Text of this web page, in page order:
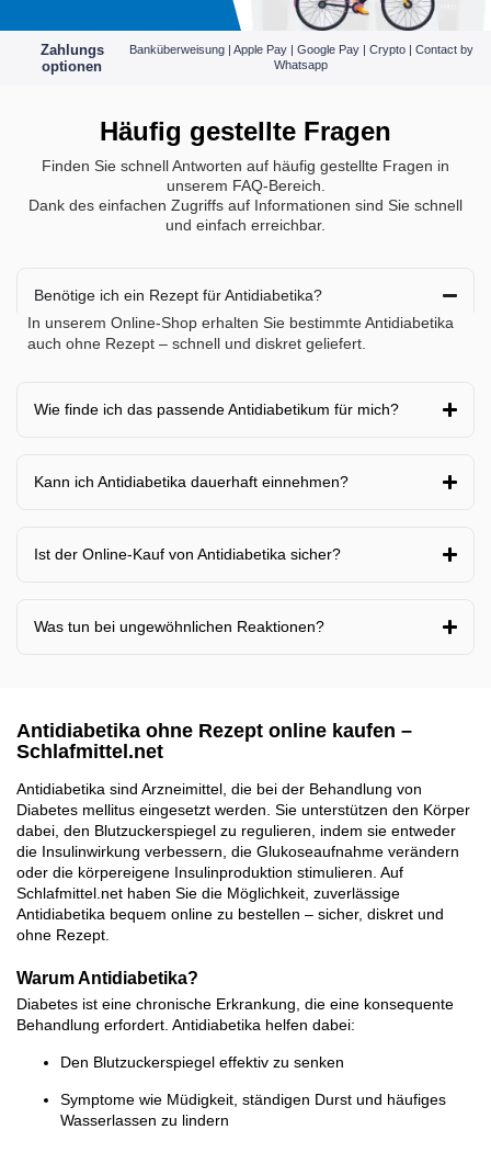
Zahlungs
optionen
Banküberweisung | Apple Pay | Google Pay | Crypto | Contact by
Whatsapp
Häufig gestellte Fragen
Finden Sie schnell Antworten auf häufig gestellte Fragen in
unserem FAQ-Bereich.
Dank des einfachen Zugriffs auf Informationen sind Sie schnell
und einfach erreichbar.
Benötige ich ein Rezept für Antidiabetika?
In unserem Online-Shop erhalten Sie bestimmte Antidiabetika
auch ohne Rezept – schnell und diskret geliefert.
Wie finde ich das passende Antidiabetikum für mich?
Kann ich Antidiabetika dauerhaft einnehmen?
Ist der Online-Kauf von Antidiabetika sicher?
Was tun bei ungewöhnlichen Reaktionen?
Antidiabetika ohne Rezept online kaufen –
Schlafmittel.net
Antidiabetika sind Arzneimittel, die bei der Behandlung von
Diabetes mellitus eingesetzt werden. Sie unterstützen den Körper
dabei, den Blutzuckerspiegel zu regulieren, indem sie entweder
die Insulinwirkung verbessern, die Glukoseaufnahme verändern
oder die körpereigene Insulinproduktion stimulieren. Auf
Schlafmittel.net haben Sie die Möglichkeit, zuverlässige
Antidiabetika bequem online zu bestellen – sicher, diskret und
ohne Rezept.
Warum Antidiabetika?
Diabetes ist eine chronische Erkrankung, die eine konsequente
Behandlung erfordert. Antidiabetika helfen dabei:
Den Blutzuckerspiegel effektiv zu senken
Symptome wie Müdigkeit, ständigen Durst und häufiges
Wasserlassen zu lindern